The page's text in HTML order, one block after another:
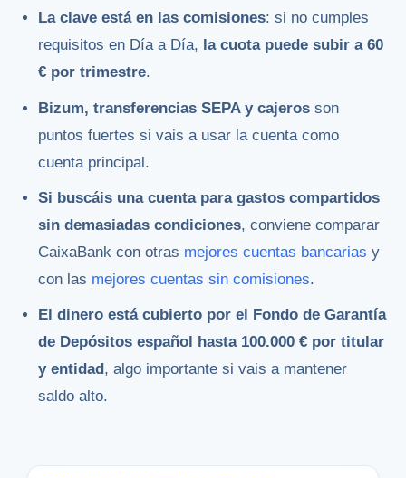
La clave está en las comisiones: si no cumples
requisitos en Día a Día, la cuota puede subir a 60
€ por trimestre.
Bizum, transferencias SEPA y cajeros son
puntos fuertes si vais a usar la cuenta como
cuenta principal.
Si buscáis una cuenta para gastos compartidos
sin demasiadas condiciones, conviene comparar
CaixaBank con otras mejores cuentas bancarias y
con las mejores cuentas sin comisiones.
El dinero está cubierto por el Fondo de Garantía
de Depósitos español hasta 100.000 € por titular
y entidad , algo importante si vais a mantener
saldo alto.